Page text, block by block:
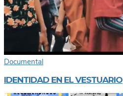
Documental
IDENTIDAD EN EL VESTUARIO